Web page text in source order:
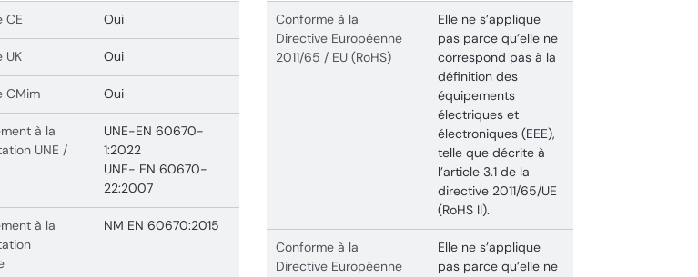
CE Oui
UK Oui
CMim Oui
à la
UNE /
UNE-EN 60670-
1:2022
UNE- EN 60670-
22:2007
à la
NM EN 60670:2015
Conforme à la
Directive Européenne
2011/65 / EU (RoHS)
Elle ne s’applique
pas parce qu’elle ne
correspond pas à la
définition des
équipements
électriques et
électroniques (EEE),
telle que décrite à
l’article 3.1 de la
directive 2011/65/UE
(RoHS II).
Conforme à la
Directive Européenne
Elle ne s’applique
pas parce qu’elle ne